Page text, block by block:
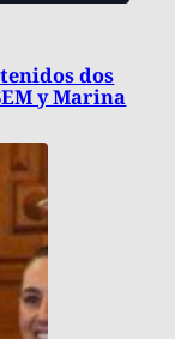
dos
y Marina